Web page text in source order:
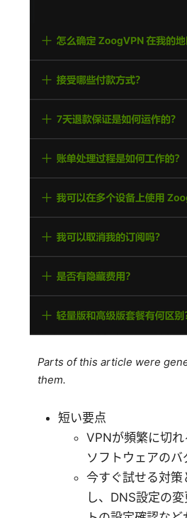
Parts of this article were
them.
短い要点
VPNが頻繁に切れ
ソフトウェアのバ
今すぐ試せる対
し、DNS設定の